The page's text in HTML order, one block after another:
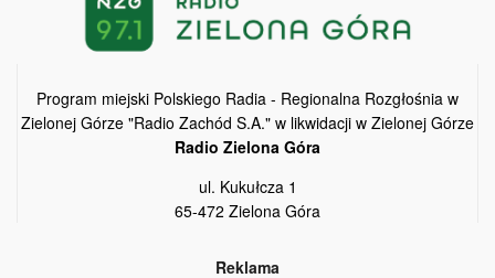
Program miejski Polskiego Radia - Regionalna Rozgłośnia w
Zielonej Górze "Radio Zachód S.A." w likwidacji w Zielonej Górze
Radio Zielona Góra
ul. Kukułcza 1
65-472 Zielona Góra
Reklama